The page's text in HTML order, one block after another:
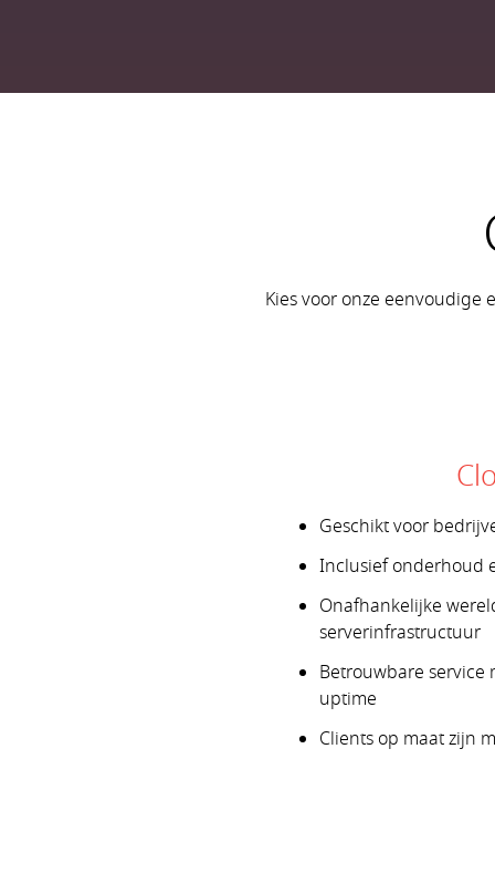
Kies voor onze
Geschikt voor
Inclusief onderhoud
Onafhankelijke
serverinfrastructuur
Betrouwbare service
uptime
Clients op maat zijn